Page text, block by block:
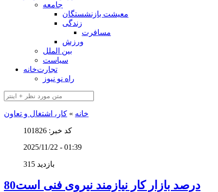
جامعه
معیشت بازنشستگان
زندگی
مسافرت
ورزش
بین الملل
سیاست
تجارت‌خانه
راه نو نیوز
خانه » کار، اشتغال و تعاون
کد خبر: 101826
2025/11/22 - 01:39
315 بازدید
80درصد بازار کار نیازمند نیروی فنی است